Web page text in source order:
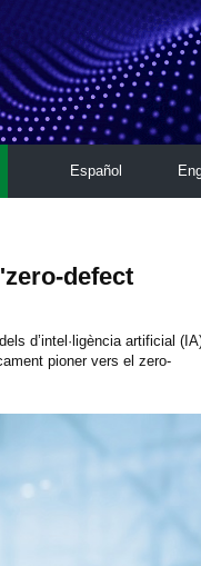
Español
defect
d’intel·ligència artificial
pioner vers el zero-